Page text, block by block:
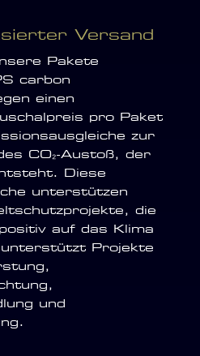
Versand
Pakete
carbon
einen
pro Paket
zur
CO₂-Austoß, der
Diese
unterstützen
die
auf das Klima
Projekte
und